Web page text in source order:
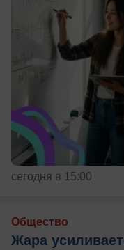
сегодня в 15:00
Общество
Жара